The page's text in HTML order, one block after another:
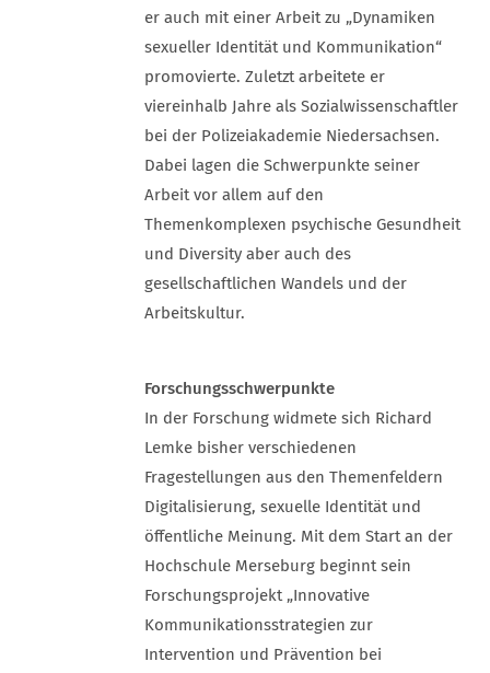
er auch mit einer Arbeit zu „Dynamiken
sexueller Identität und Kommunikation“
promovierte. Zuletzt arbeitete er
viereinhalb Jahre als Sozialwissenschaftler
bei der Polizeiakademie Niedersachsen.
Dabei lagen die Schwerpunkte seiner
Arbeit vor allem auf den
Themenkomplexen psychische Gesundheit
und Diversity aber auch des
gesellschaftlichen Wandels und der
Arbeitskultur.
Forschungsschwerpunkte
In der Forschung widmete sich Richard
Lemke bisher verschiedenen
Fragestellungen aus den Themenfeldern
Digitalisierung, sexuelle Identität und
öffentliche Meinung. Mit dem Start an der
Hochschule Merseburg beginnt sein
Forschungsprojekt „Innovative
Kommunikationsstrategien zur
Intervention und Prävention bei